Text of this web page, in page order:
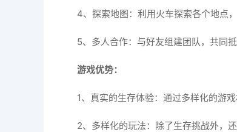
4、探索地图：利用火车探索各个地点
5、多人合作：与好友组建团队，共同
游戏优势：
1、真实的生存体验：通过多样化的游
2、多样化的玩法：除了生存挑战外，